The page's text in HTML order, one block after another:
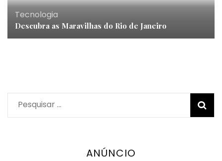
Tecnologia
Descubra as Maravilhas do Rio de Janeiro
Pesquisar
por:
ANÚNCIO